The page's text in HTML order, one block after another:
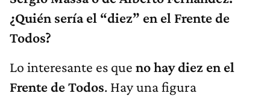
¿Quién sería el “diez” en el Frente de
Todos?
Lo interesante es que no hay diez en el
Frente de Todos. Hay una figura